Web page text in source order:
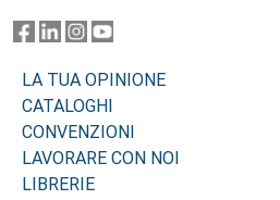
LA TUA OPINIONE
CATALOGHI
CONVENZIONI
LAVORARE CON NOI
LIBRERIE